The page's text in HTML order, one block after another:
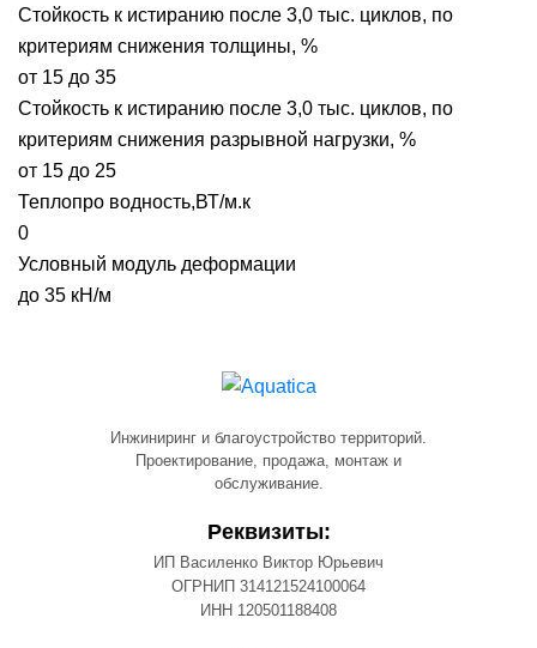
Стойкость к истиранию после 3,0 тыс. циклов, по
критериям снижения толщины, %
от 15 до 35
Стойкость к истиранию после 3,0 тыс. циклов, по
критериям снижения разрывной нагрузки, %
от 15 до 25
Теплопро водность,ВТ/м.к
0
Условный модуль деформации
до 35 кН/м
Инжиниринг и благоустройство территорий.
Проектирование, продажа, монтаж и
обслуживание.
Реквизиты:
ИП Василенко Виктор Юрьевич
ОГРНИП 314121524100064
ИНН 120501188408